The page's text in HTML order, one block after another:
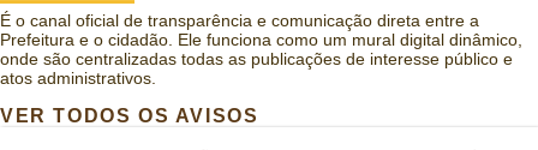
É o canal oficial de transparência e comunicação direta entre a
Prefeitura e o cidadão. Ele funciona como um mural digital dinâmico,
onde são centralizadas todas as publicações de interesse público e
atos administrativos.
VER TODOS OS AVISOS